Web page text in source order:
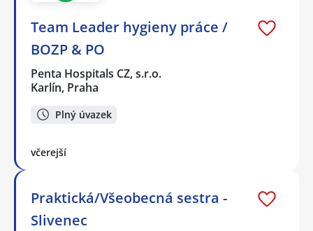
Team Leader hygieny práce /
BOZP & PO
Penta Hospitals CZ, s.r.o.
Karlín, Praha
Plný úvazek
včerejší
Praktická/Všeobecná sestra -
Slivenec